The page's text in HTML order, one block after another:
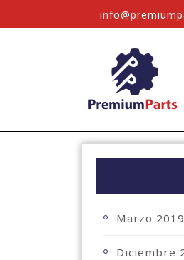
Marzo 2019
Diciembre